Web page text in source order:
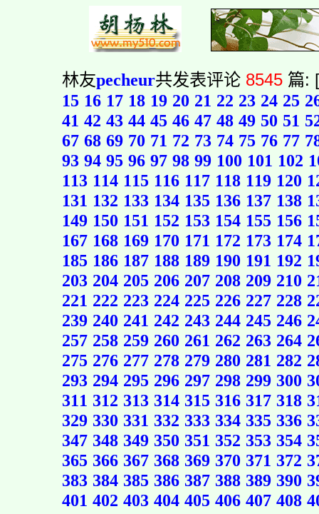
林友pecheur共发表评论 8545 篇:
15 16 17 18 19 20 21 22 23 24 25
41 42 43 44 45 46 47 48 49 50 51
67 68 69 70 71 72 73 74 75 76 77
93 94 95 96 97 98 99 100 101 102
113 114 115 116 117 118 119 120
131 132 133 134 135 136 137 138
149 150 151 152 153 154 155 156
167 168 169 170 171 172 173 174
185 186 187 188 189 190 191 192
203 204 205 206 207 208 209 210
221 222 223 224 225 226 227 228
239 240 241 242 243 244 245 246
257 258 259 260 261 262 263 264
275 276 277 278 279 280 281 282
293 294 295 296 297 298 299 300
311 312 313 314 315 316 317 318
329 330 331 332 333 334 335 336
347 348 349 350 351 352 353 354
365 366 367 368 369 370 371 372
383 384 385 386 387 388 389 390
401 402 403 404 405 406 407 408